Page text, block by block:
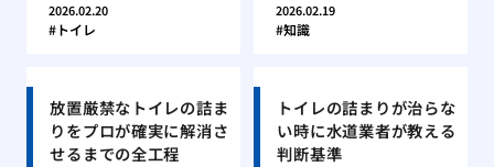
2026.02.20
トイレ
2026.02.19
知識
放置厳禁なトイレの詰ま
りをプロが確実に解消さ
せるまでの全工程
トイレの詰まりが治らな
い時に水道業者が教える
判断基準